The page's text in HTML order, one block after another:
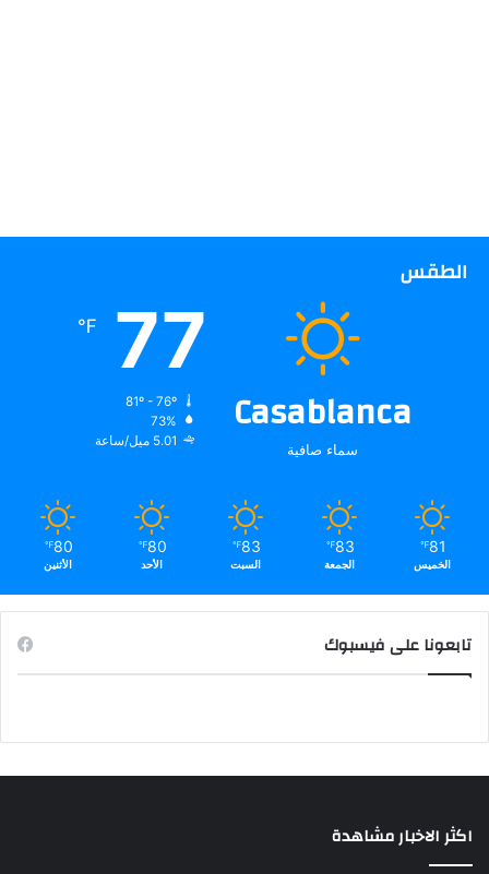
الطقس
Casablanca
سماء صافية
77
℉
73%
5.01 ميل/ساعة
81
℉
الخميس
83
℉
الجمعة
83
℉
السبت
80
℉
الأحد
80
℉
الأثنين
تابعونا على فيسبوك
اكثر الاخبار مشاهدة